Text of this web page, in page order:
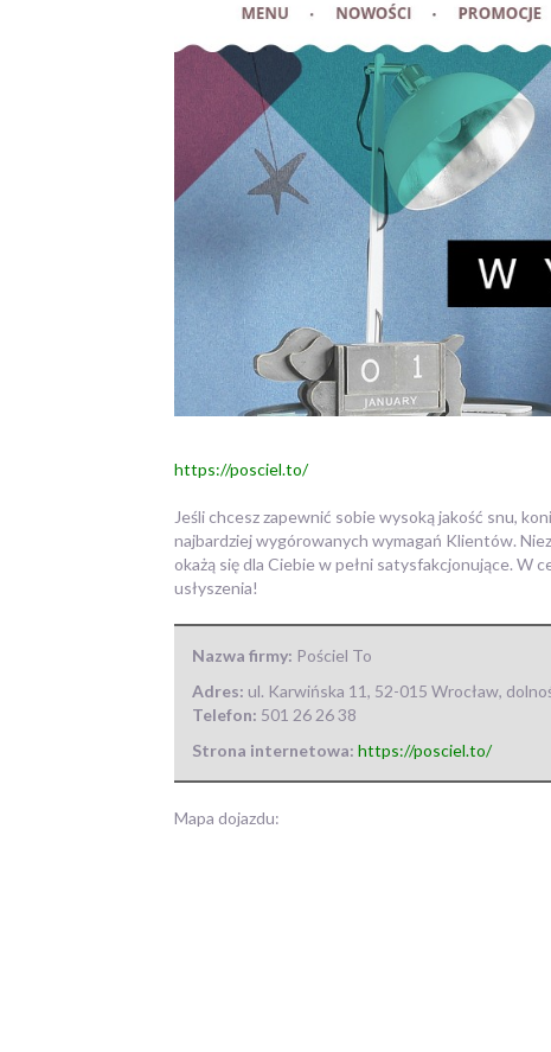
https://posciel.to/
Jeśli chcesz zapewnić sobie wysoką jakość snu,
najbardziej wygórowanych wymagań Klientów.
okażą się dla Ciebie w pełni satysfakcjonujące. W
usłyszenia!
Nazwa firmy: Pościel To
Adres: ul. Karwińska 11, 52-015 Wrocław,
Telefon: 501 26 26 38
Strona internetowa: https://posciel.to/
Mapa dojazdu: